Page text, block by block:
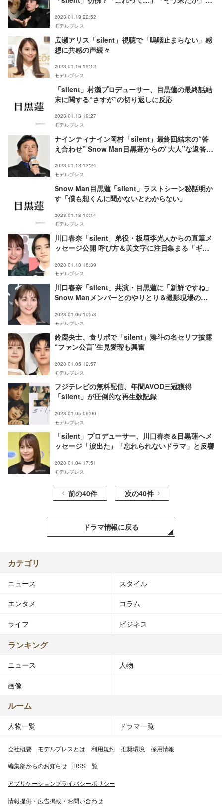
2023.01.19 22:52
モデルプレス
広瀬アリス「silent」視聴で「嗚咽止まらない」感
想に共感の声続々
2023.01.16 19:12
モデルプレス
「silent」村瀬プロデューサー、目黒蓮の最終話結
末に関する“さすが”の切り返しに反応
2023.01.13 19:27
モデルプレス
ナインティナイン岡村「silent」最終回結末の“答
え合わせ” Snow Man目黒蓮からの“大人”な返答明
2023.01.13 13:24
モデルプレス
Snow Man目黒蓮「silent」ラストシーン秘話明か
す「僕も想くんに聞かないとわからない」
2023.01.13 10:14
モデルプレス
川口春奈「silent」弟役・板垣李光人からの直筆メ
ッセージ公開 呼び方＆美文字に注目集まる「ギャ
2023.01.10 16:39
モデルプレス
川口春奈「silent」共演・目黒蓮に「新鮮ですね」
Snow Manメンバーとのやりとり＆撮影現場のギ
2023.01.06 10:53
モデルプレス
鈴鹿央士、食リポで「silent」湊斗の名セリフ披露
“ファン公言”生見愛瑠も興奮
2023.01.05 12:57
モデルプレス
フジテレビの無料配信、年間AVOD三冠獲得
「silent」が圧倒的な再生数記録
2023.01.05 06:00
モデルプレス
「silent」プロデューサー、川口春奈＆目黒蓮へメ
ッセージ「涙出た」「忘れられないドラマ」と反響
2023.01.04 17:51
モデルプレス
前の40件 次の40件
ドラマ情報に戻る
カテゴリ
ニュース スタイル
エンタメ コラム
ライフ ビジネス
ランキング
ニュース 人物
画像
ルーム
人物一覧 ドラマ一覧
会社概要 モデルプレスとは 利用規約 推奨環境 採用情報
編集部からのお知らせ RSS一覧
アプリケーションプライバシーポリシー
情報提供・広告掲載・お問い合わせ